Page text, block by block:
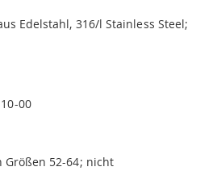
Edelstahl, 316/l Stainless Steel;
00
52-64; nicht